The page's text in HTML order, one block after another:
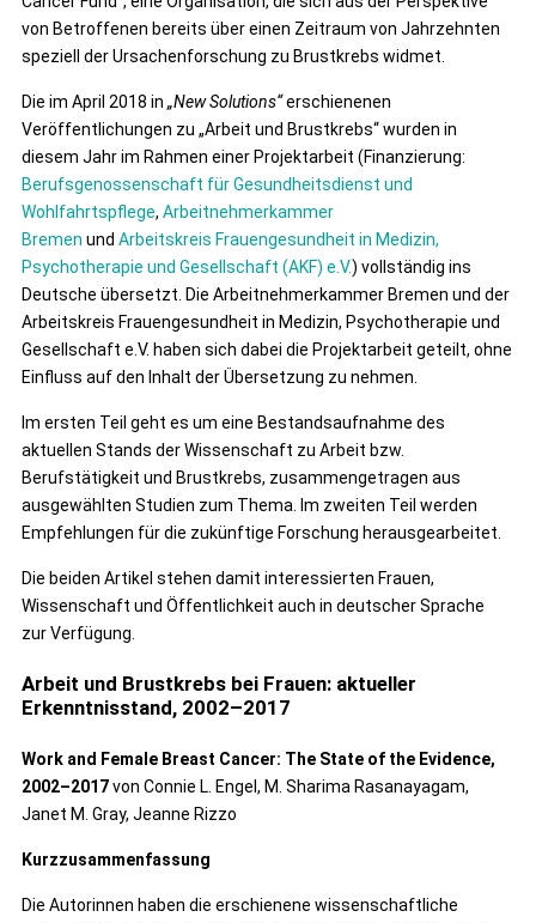
von Betroffenen bereits über einen Zeitraum von Jahrzehnten
speziell der Ursachenforschung zu Brustkrebs widmet.
Die im April 2018 in „New Solutions“erschienenen
Veröffentlichungen zu „Arbeit und Brustkrebs“ wurden in
diesem Jahr im Rahmen einer Projektarbeit (Finanzierung:
Berufsgenossenschaft für Gesundheitsdienst und
Wohlfahrtspflege, Arbeitnehmerkammer
Bremen und Arbeitskreis Frauengesundheit in Medizin,
Psychotherapie und Gesellschaft (AKF) e.V.) vollständig ins
Deutsche übersetzt. Die Arbeitnehmerkammer Bremen und der
Arbeitskreis Frauengesundheit in Medizin, Psychotherapie und
Gesellschaft e.V. haben sich dabei die Projektarbeit geteilt, ohne
Einfluss auf den Inhalt der Übersetzung zu nehmen.
Im ersten Teil geht es um eine Bestandsaufnahme des
aktuellen Stands der Wissenschaft zu Arbeit bzw.
Berufstätigkeit und Brustkrebs, zusammengetragen aus
ausgewählten Studien zum Thema. Im zweiten Teil werden
Empfehlungen für die zukünftige Forschung herausgearbeitet.
Die beiden Artikel stehen damit interessierten Frauen,
Wissenschaft und Öffentlichkeit auch in deutscher Sprache
zur Verfügung.
Arbeit und Brustkrebs bei Frauen: aktueller
Erkenntnisstand, 2002–2017
Work and Female Breast Cancer: The State of the Evidence,
2002–2017von Connie L. Engel, M. Sharima Rasanayagam,
Janet M. Gray, Jeanne Rizzo
Kurzzusammenfassung
Die Autorinnen haben die erschienene wissenschaftliche